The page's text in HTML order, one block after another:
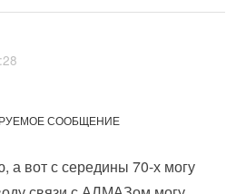
СООБЩЕНИЕ
а вот с середины 70-х могу